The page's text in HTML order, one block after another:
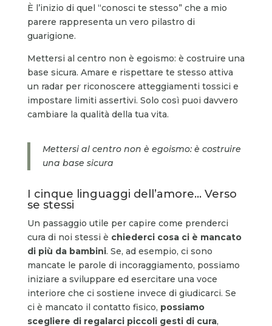
È l’inizio di quel “conosci te stesso” che a mio
parere rappresenta un vero pilastro di
guarigione.
Mettersi al centro non è egoismo: è costruire una
base sicura. Amare e rispettare te stesso attiva
un radar per riconoscere atteggiamenti tossici e
impostare limiti assertivi. Solo così puoi davvero
cambiare la qualità della tua vita.
Mettersi al centro non è egoismo: è costruire
una base sicura
I cinque linguaggi dell’amore… Verso
se stessi
Un passaggio utile per capire come prenderci
cura di noi stessi è chiederci cosa ci è mancato
di più da bambini. Se, ad esempio, ci sono
mancate le parole di incoraggiamento, possiamo
iniziare a sviluppare ed esercitare una voce
interiore che ci sostiene invece di giudicarci. Se
ci è mancato il contatto fisico, possiamo
scegliere di regalarci piccoli gesti di cura,